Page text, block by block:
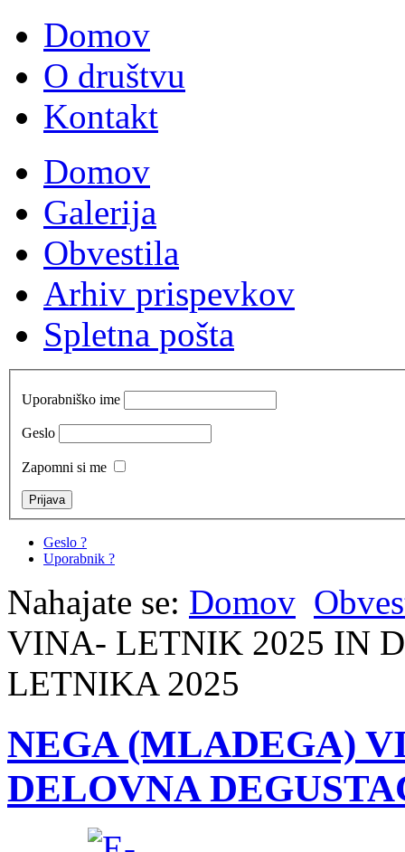
Domov
O društvu
Kontakt
Domov
Galerija
Obvestila
Arhiv prispevkov
Spletna pošta
Uporabniško ime
Geslo
Zapomni si me
Geslo ?
Uporabnik ?
Nahajate se: Domov
VINA- LETNIK 2025 IN
LETNIKA 2025
NEGA (MLADEGA)
DELOVNA